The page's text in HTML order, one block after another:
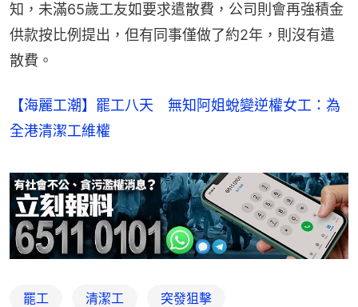
知，未滿65歲工友如要求遣散費，公司則會再強積金
供款按比例提出，但有同事僅做了約2年，則沒有遣
散費。
【海麗工潮】罷工八天 無知阿姐蛻變逆權女工：為
全港清潔工維權
罷工 清潔工 突發狙擊